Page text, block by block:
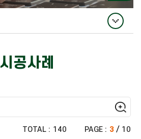
시공사례
TOTAL : 140 PAGE : 3 / 10